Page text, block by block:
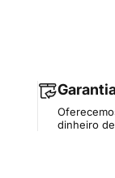
dinheiro